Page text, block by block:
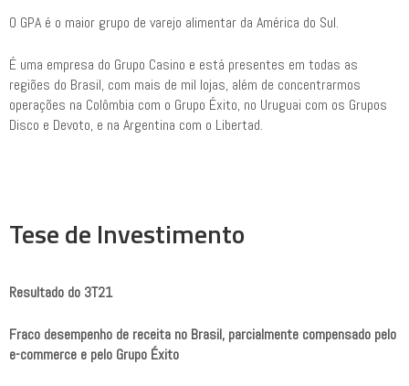
O GPA é o maior grupo de varejo alimentar da América do Sul.
É uma empresa do Grupo Casino e está presentes em todas as
regiões do Brasil, com mais de mil lojas, além de concentrarmos
operações na Colômbia com o Grupo Éxito, no Uruguai com os Grupos
Disco e Devoto, e na Argentina com o Libertad.
Tese de Investimento
Resultado do 3T21
Fraco desempenho de receita no Brasil, parcialmente compensado pelo
e-commerce e pelo Grupo Éxito